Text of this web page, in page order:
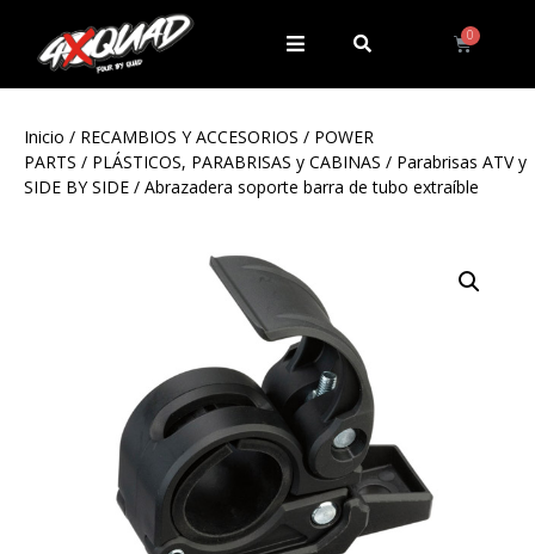
Inicio / RECAMBIOS Y ACCESORIOS / POWER
PARTS / PLÁSTICOS, PARABRISAS y CABINAS / Parabrisas ATV y
SIDE BY SIDE / Abrazadera soporte barra de tubo extraíble